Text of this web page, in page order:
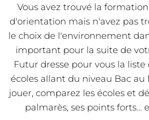
Vous avez trouvé la
d'orientation mais n'avez pas
le choix de l'environnement
important pour la suite de
Futur dresse pour vous la liste
écoles allant du niveau Bac au
jouer, comparez les écoles et
palmarès, ses points forts...